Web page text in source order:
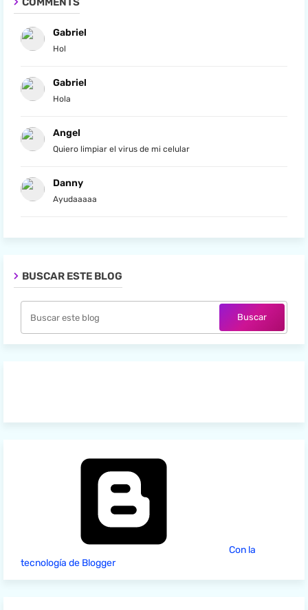
Gabriel
Hol
Gabriel
Hola
Angel
Quiero limpiar el virus de mi celular
Danny
Ayudaaaaa
BUSCAR ESTE BLOG
Con la
tecnología de Blogger